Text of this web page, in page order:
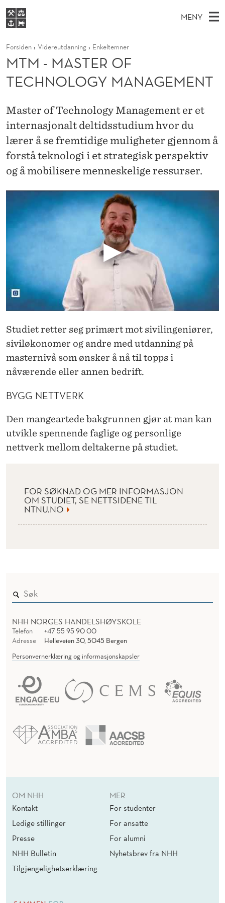
M
T
M
M
A
S
T
E
R
O
C
H
N
O
L
O
Y
M
A
N
MENY
O
V
E
M
E
N
Y
BIBLIOTEKET
Ø
N
E
E
E
Forsiden
Studier
Forskning
Om NHH
Alumni
Forsiden Videreutdanning Enkeltemner
MTM - MASTER OF
TECHNOLOGY MANAGEMENT
Master of Technology Management er et
internasjonalt deltidsstudium hvor du
lærer å se fremtidige muligheter gjennom å
forstå teknologi i et strategisk perspektiv
og å mobilisere menneskelige ressurser.
Studiet retter seg primært mot sivilingeniører,
siviløkonomer og andre med utdanning på
masternivå som ønsker å nå til topps i
nåværende eller annen bedrift.
BYGG NETTVERK
Den mangeartede bakgrunnen gjør at man kan
utvikle spennende faglige og personlige
nettverk mellom deltakerne på studiet.
FOR SØKNAD OG MER INFORMASJON
OM STUDIET, SE NETTSIDENE TIL
NTNU.NO
NHH NORGES HANDELSHØYSKOLE
Telefon
+47 55 95 90 00
Adresse
Helleveien 30, 5045 Bergen
Personvernerklæring og informasjonskapsler
OM NHH
Kontakt
Ledige stillinger
Presse
NHH Bulletin
Tilgjengelighetserklæring
MER
For studenter
For ansatte
For alumni
Nyhetsbrev fra NHH